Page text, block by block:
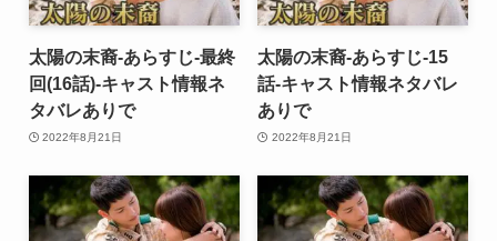
太陽の末裔-あらすじ-最終
回(16話)-キャスト情報ネ
タバレありで
2022年8月21日
太陽の末裔-あらすじ-15
話-キャスト情報ネタバレ
ありで
2022年8月21日